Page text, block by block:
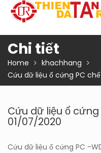
Chi tiết
Home
khachhang
Cứu dữ liệu ổ cứng PC
Cứu dữ liệu ổ
01/07/2020
Cứu dữ liệu ổ cứng PC -